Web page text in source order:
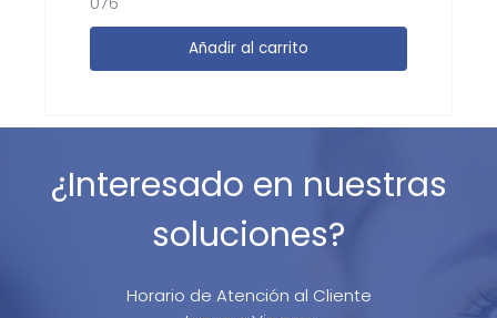
Añadir al carrito
¿Interesado en nuestras
soluciones?
Horario de Atención al Cliente